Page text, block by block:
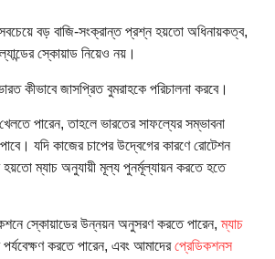
বড় বাজি-সংক্রান্ত প্রশ্ন হয়তো অধিনায়কত্ব,
স্কোয়াড নিয়েও নয়।
কীভাবে জাসপ্রিত বুমরাহকে পরিচালনা করবে।
পারেন, তাহলে ভারতের সাফল্যের সম্ভাবনা
যদি কাজের চাপের উদ্বেগের কারণে রোটেশন
হয়তো ম্যাচ অনুযায়ী মূল্য পুনর্মূল্যায়ন করতে হতে
স্কোয়াডের উন্নয়ন অনুসরণ করতে পারেন,ম্যাচ
পর্যবেক্ষণ করতে পারেন, এবং আমাদেরপ্রেডিকশনস